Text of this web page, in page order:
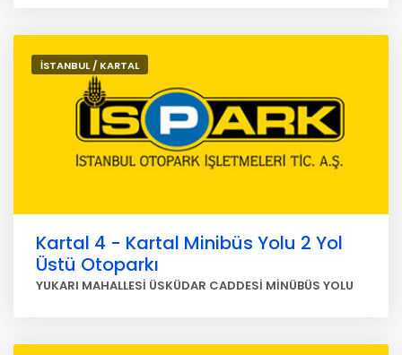
İSTANBUL / KARTAL
Kartal 4 - Kartal Minibüs Yolu 2 Yol
Üstü Otoparkı
YUKARI MAHALLESİ ÜSKÜDAR CADDESİ MİNÜBÜS YOLU